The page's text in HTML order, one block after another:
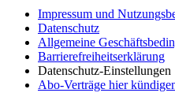
Impressum und
Datenschutz
Allgemeine
Barrierefreiheitserklärung
Datenschutz-Einstellungen
Abo-Verträge hier